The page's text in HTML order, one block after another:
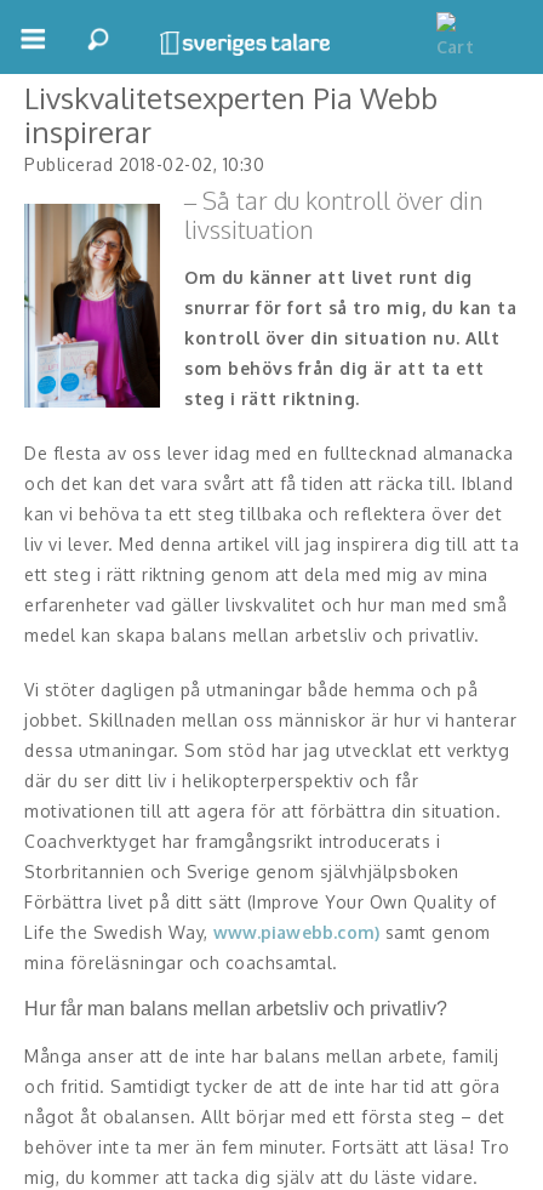
Boka ett möte
Samhällsnytta
Inspiration
Inspirerande Föreläsare
Personlig utveckling, målsättning
Life Stories & Trivsel
Moderator, konferencier
Moderator
Konferencier
Workshopledare, facilitator
Radio och TV-profiler
Underhållning och event
Event
Humoristiska föredrag
Ljus och belysning
Middagsunderhållning
Musiker
← Tillbaka Se fler tips →
Livskvalitetsexperten Pia Webb
inspirerar
Publicerad 2018-02-02, 10:30
– Så tar du kontroll över din
livssituation
Om du känner att livet runt dig
snurrar för fort så tro mig, du kan ta
kontroll över din situation nu. Allt
som behövs från dig är att ta ett
steg i rätt riktning.
De flesta av oss lever idag med en fulltecknad almanacka
och det kan det vara svårt att få tiden att räcka till. Ibland
kan vi behöva ta ett steg tillbaka och reflektera över det
liv vi lever. Med denna artikel vill jag inspirera dig till att ta
ett steg i rätt riktning genom att dela med mig av mina
erfarenheter vad gäller livskvalitet och hur man med små
medel kan skapa balans mellan arbetsliv och privatliv.
Vi stöter dagligen på utmaningar både hemma och på
jobbet. Skillnaden mellan oss människor är hur vi hanterar
dessa utmaningar. Som stöd har jag utvecklat ett verktyg
där du ser ditt liv i helikopterperspektiv och får
motivationen till att agera för att förbättra din situation.
Coachverktyget har framgångsrikt introducerats i
Storbritannien och Sverige genom självhjälpsboken
Förbättra livet på ditt sätt (Improve Your Own Quality of
Life the Swedish Way, www.piawebb.com) samt genom
mina föreläsningar och coachsamtal.
Hur får man balans mellan arbetsliv och privatliv?
Många anser att de inte har balans mellan arbete, familj
och fritid. Samtidigt tycker de att de inte har tid att göra
något åt obalansen. Allt börjar med ett första steg – det
behöver inte ta mer än fem minuter. Fortsätt att läsa! Tro
mig, du kommer att tacka dig själv att du läste vidare.